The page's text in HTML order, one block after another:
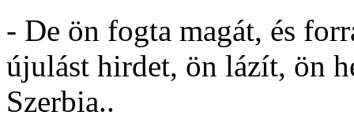
- De ön fogta magát, és
újulást hirdet, ön lázít, ön
Szerbia..